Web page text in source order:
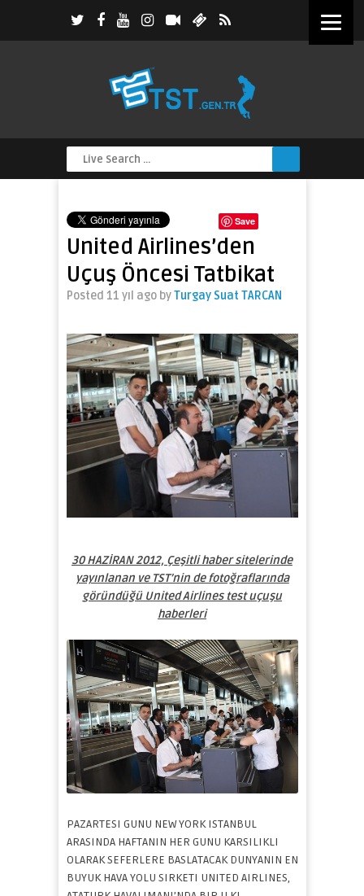
Save
United Airlines’den
Uçuş Öncesi Tatbikat
Posted 11 yıl ago byTurgay Suat TARCAN
30 HAZİRAN 2012, Çeşitli haber sitelerinde
yayınlanan ve TST’nin de fotoğraflarında
göründüğü United Airlines test uçuşu
haberleri
PAZARTESI GUNU NEW YORK ISTANBUL
ARASINDA HAFTANIN HER GUNU KARSILIKLI
OLARAK SEFERLERE BASLATACAK DUNYANIN EN
BUYUK HAVA YOLU SIRKETI UNITED AIRLINES,